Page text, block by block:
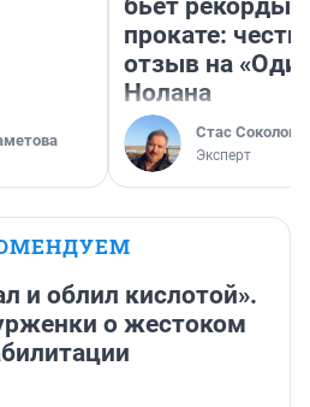
бьет рекорды в
прокате:
отзыв на
Нолана
Стас Соколов
Эксперт
и облил кислотой».
о жестоком